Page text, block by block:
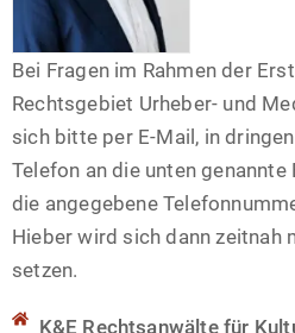
Bei Fragen im Rahmen der
Rechtsgebiet Urheber- und
sich bitte per E-Mail, in
Telefon an die unten genannte
die angegebene
Hieber wird sich dann zeitnah
setzen.
K&E Rechtsanwälte für